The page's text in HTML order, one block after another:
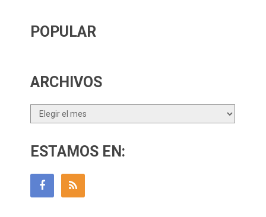
POPULAR
ARCHIVOS
Archivos
ESTAMOS EN: